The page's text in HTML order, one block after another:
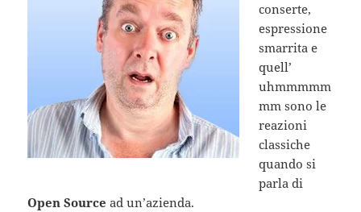
conserte,
espressione
smarrita e
quell’
uhmmmmm
mm sono le
reazioni
classiche
quando si
parla di
Open Source ad un’azienda.